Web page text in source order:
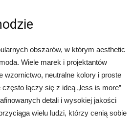
obszarów, w którym aesthetic
Wiele marek i projektantów
wzornictwo, neutralne kolory i proste
łączy się z ideą „less is more” –
detali i wysokiej jakości
wielu ludzi, którzy cenią sobie